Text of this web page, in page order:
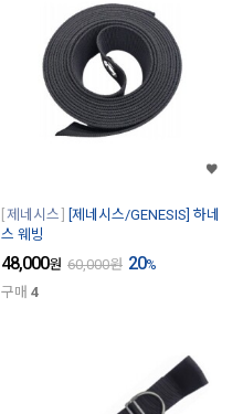
제네시스
[제네시스/GENESIS] 하네
스 웨빙
48,000원 60,000원 20%
구매 4